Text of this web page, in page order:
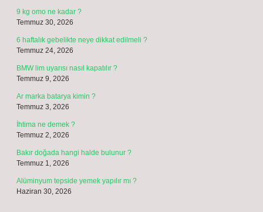
9 kg omo ne kadar ?
Temmuz 30, 2026
6 haftalık gebelikte neye dikkat edilmeli ?
Temmuz 24, 2026
BMW lim uyarısı nasıl kapatılır ?
Temmuz 9, 2026
Ar marka batarya kimin ?
Temmuz 3, 2026
İhtima ne demek ?
Temmuz 2, 2026
Bakır doğada hangi halde bulunur ?
Temmuz 1, 2026
Alüminyum tepside yemek yapılır mı ?
Haziran 30, 2026